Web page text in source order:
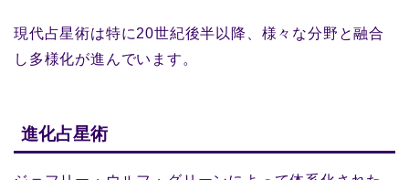
現代占星術は特に20世紀後半以降、様々な分野と融合
し多様化が進んでいます。
進化占星術